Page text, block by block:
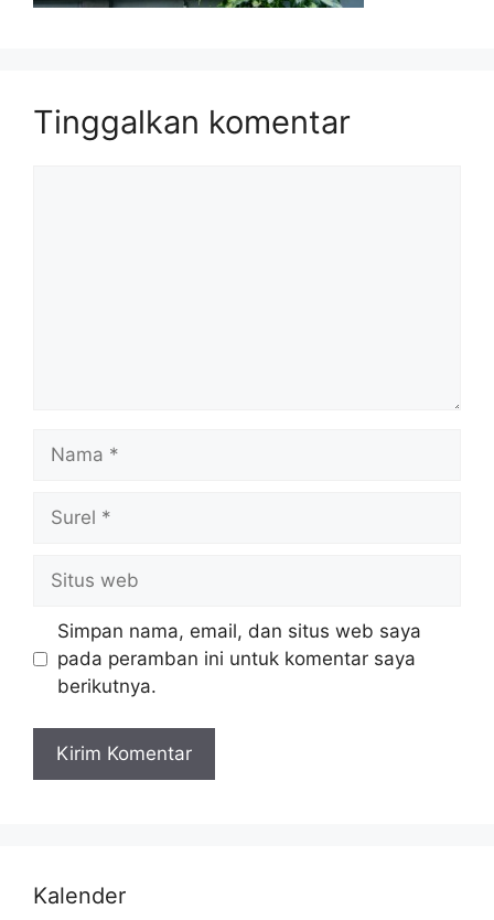
Tinggalkan komentar
Simpan nama, email, dan situs web saya
pada peramban ini untuk komentar saya
berikutnya.
Kalender